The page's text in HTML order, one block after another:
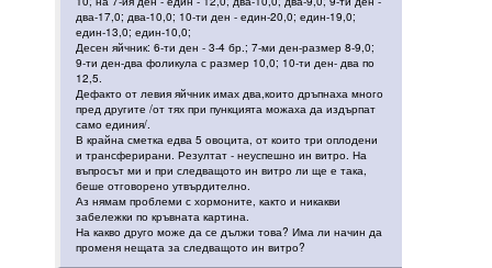
два-17,0; два-10,0; 10-ти ден - един-20,0; един-19,0;
един-13,0; един-10,0;
Десен яйчник: 6-ти ден - 3-4 бр.; 7-ми ден-размер 8-9,0;
9-ти ден-два фоликула с размер 10,0; 10-ти ден- два по
12,5.
Дефакто от левия яйчник имах два,които дръпнаха много
пред другите /от тях при пункцията можаха да издърпат
само единия/.
В крайна сметка едва 5 овоцита, от които три оплодени
и трансферирани. Резултат - неуспешно ин витро. На
въпросът ми и при следващото ин витро ли ще е така,
беше отговорено утвърдително.
Аз нямам проблеми с хормоните, както и никакви
забележки по кръвната картина.
На какво друго може да се дължи това? Има ли начин да
променя нещата за следващото ин витро?